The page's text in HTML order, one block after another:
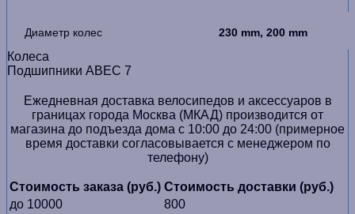
Диаметр колес 230 mm, 200 mm
Колеса
Подшипники ABEC 7
Ежедневная доставка велосипедов и аксессуаров в
границах города Москва (МКАД) производится от
магазина до подъезда дома с 10:00 до 24:00 (примерное
время доставки согласовывается с менеджером по
телефону)
Стоимость заказа (руб.) Стоимость доставки (руб.)
до 10000
800